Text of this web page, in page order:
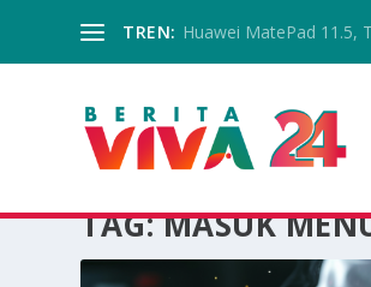
TREN: Huawei MatePad 11.5,
TAG:MASUK